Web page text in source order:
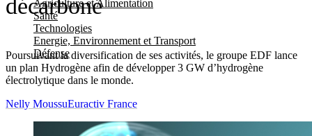
Agriculture et Alimentation
Santé
Technologies
Energie, Environnement et Transport
Défense
décarboné
Poursuivant la diversification de ses activités, le groupe EDF lance
un plan Hydrogène afin de développer 3 GW d’hydrogène
électrolytique dans le monde.
Nelly MoussuEuractiv France